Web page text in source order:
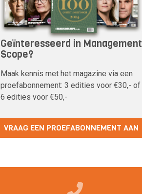
Geïnteresseerd in Management
Scope?
Maak kennis met het magazine via een
proefabonnement: 3 edities voor €30,- of
6 edities voor €50,-
VRAAG EEN PROEFABONNEMENT AAN